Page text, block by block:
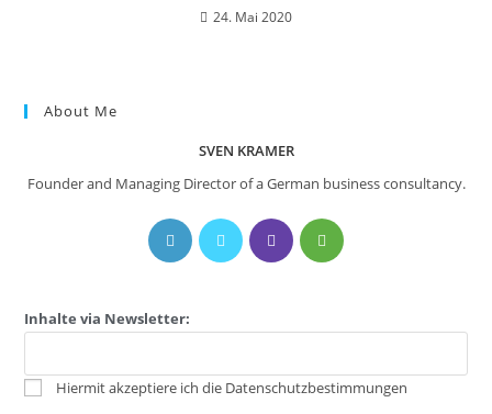
24. Mai 2020
About Me
SVEN KRAMER
Founder and Managing Director of a German business consultancy.
Inhalte via Newsletter:
Hiermit akzeptiere ich die Datenschutzbestimmungen